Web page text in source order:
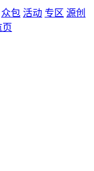
众包 活动 专区 源创
页